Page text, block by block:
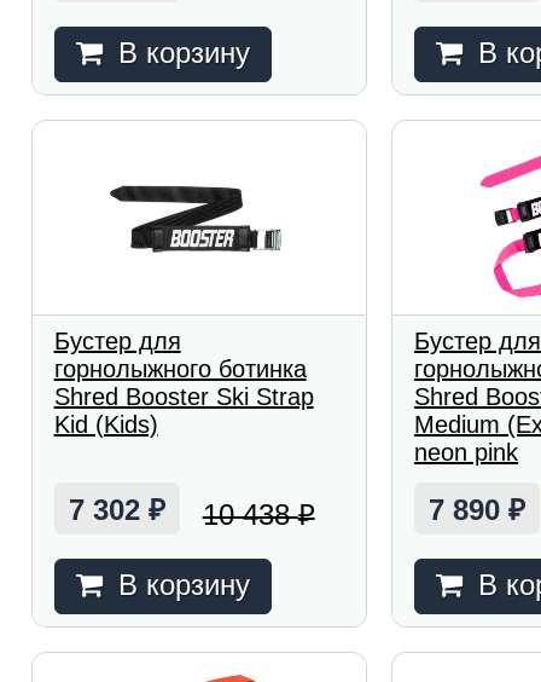
В корзину В
Бустер для
горнолыжного ботинка
Shred Booster Ski Strap
Kid (Kids)
7 302 ₽ 10 438₽
В корзину
Бустер для
Shred
Medium
neon pink
7 890₽
В